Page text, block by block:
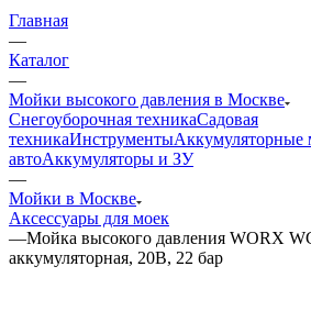
Главная
—
Каталог
—
Мойки высокого давления в Москве
Снегоуборочная техникаСадовая
техникаИнструментыАккумуляторные
автоАккумуляторы и ЗУ
—
Мойки в Москве
Аксессуары для моек
—Мойка высокого давления WORX
аккумуляторная, 20В, 22 бар